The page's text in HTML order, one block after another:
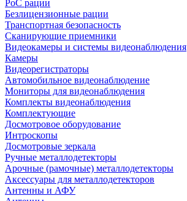
PoC рации
Безлицензионные рации
Транспортная безопасность
Сканирующие приемники
Видеокамеры и системы видеонаблюдения
Камеры
Видеорегистраторы
Автомобильное видеонаблюдение
Мониторы для видеонаблюдения
Комплекты видеонаблюдения
Комплектующие
Досмотровое оборудование
Интроскопы
Досмотровые зеркала
Ручные металлодетекторы
Арочные (рамочные) металлодетекторы
Аксессуары для металлодетекторов
Антенны и АФУ